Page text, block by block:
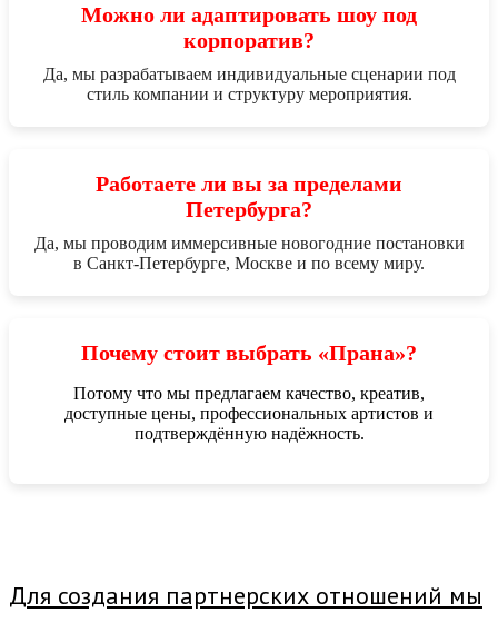
Можно ли адаптировать шоу под
корпоратив?
Да, мы разрабатываем индивидуальные сценарии под
стиль компании и структуру мероприятия.
Работаете ли вы за пределами
Петербурга?
Да, мы проводим иммерсивные новогодние постановки
в Санкт-Петербурге, Москве и по всему миру.
Почему стоит выбрать «Прана»?
Потому что мы предлагаем качество, креатив,
доступные цены, профессиональных артистов и
подтверждённую надёжность.
Для создания партнерских отношений мы